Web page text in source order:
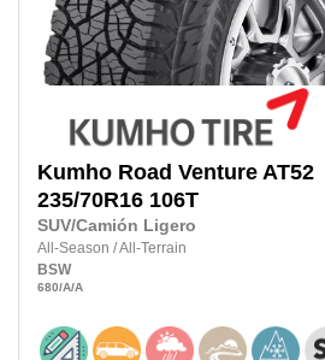
Kumho Road Venture AT52
235/70R16 106T
SUV/Camión Ligero
All-Season /All-Terrain
BSW
680/A/A